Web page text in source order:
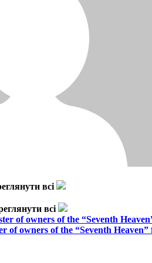
всі
всі
of owners of the “Seventh
of owners of the “Seventh Heaven”